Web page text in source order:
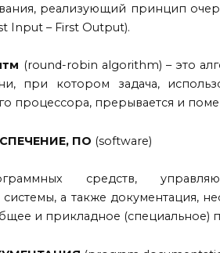
реализующий принцип
Input – First Output).
(round-robin algorithm) – это
при котором задача,
процессора, прерывается и
ПО (software)
средств,
а также документация,
и прикладное (специальное)